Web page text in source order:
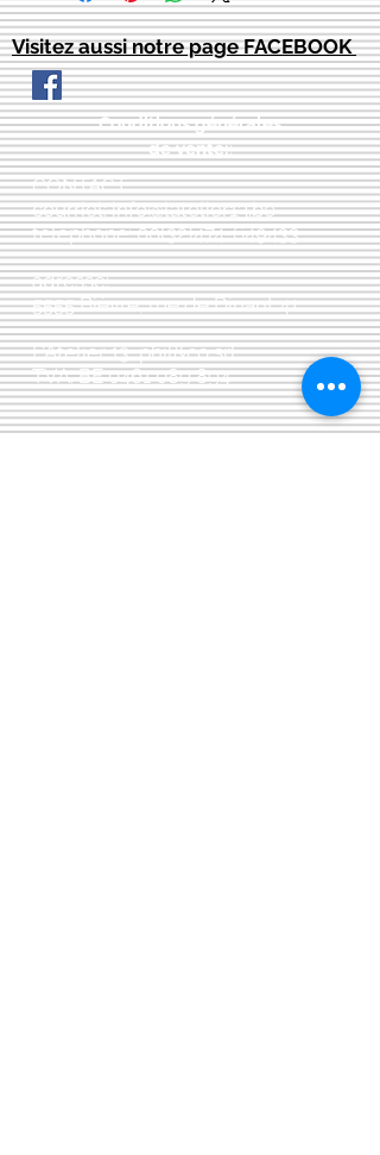
Visitez aussi notre page FACEBOOK
Conditions générales
de vente::
CONTACT:
courriel:info@latelier13.be
téléphone:00(32)474-649433
adresse:
5555 Bièvre, rue de Dinant 41
L'Atelier 13, phil&co srl
TVA: BE0461 089 894